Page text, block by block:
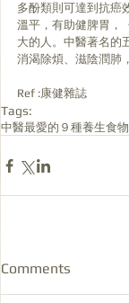
多酚類則可達到抗癌
溫平，有助健脾胃，
大的人。中醫著名的
消渴除煩、滋陰潤肺
Ref :康健雜誌
Tags:
中醫最愛的９種養生食
Comments